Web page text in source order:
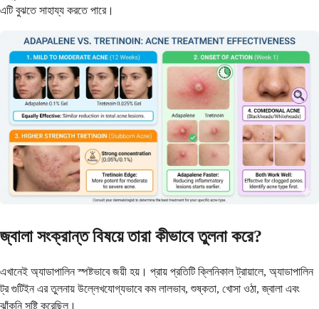
এটি বুঝতে সাহায্য করতে পারে।
জ্বালা সংক্রান্ত বিষয়ে তারা কীভাবে তুলনা করে?
এখানেই অ্যাডাপালিন স্পষ্টভাবে জয়ী হয়। প্রায় প্রতিটি ক্লিনিকাল ট্রায়ালে, অ্যাডাপালিন
ট্র গুটিইন এর তুলনায় উল্লেখযোগ্যভাবে কম লালভাব, শুষ্কতা, খোসা ওঠা, জ্বালা এবং
ঝাঁকুনি সৃষ্টি করেছিল।